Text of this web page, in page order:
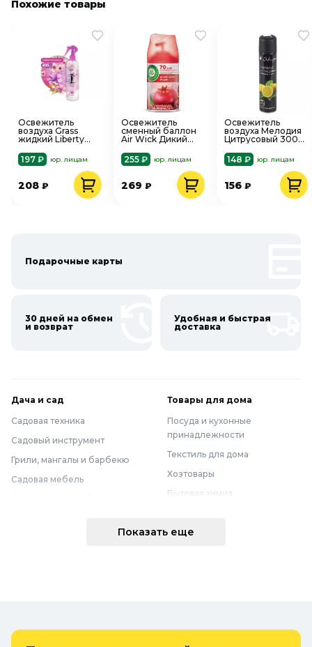
Похожие товары
Освежитель
воздуха Grass
жидкий Liberty
197 ₽
юр. лицам
208 ₽
Освежитель
сменный баллон
Air Wick Дикий
255 ₽
юр. лицам
269 ₽
Освежитель
воздуха Мелодия
Цитрусовый 300
распыление
148 ₽ юр. лицам
156 ₽
Подарочные карты
30 дней на обмен
и возврат
Удобная и быстрая
доставка
Дача и сад
Садовая техника
Садовый инструмент
Грили, мангалы и барбекю
Садовая мебель
туалеты
Товары для дома
Посуда и кухонные
принадлежности
Текстиль для дома
Хозтовары
Бытовая химия
Мебель
Самогоноварение
Показать еще